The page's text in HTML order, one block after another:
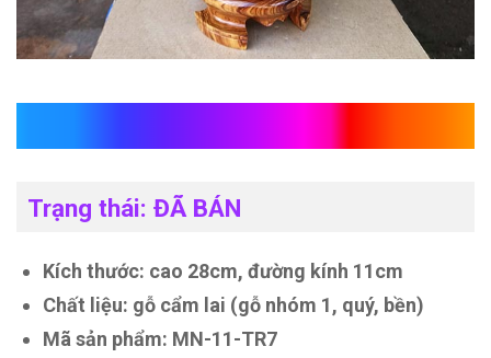
Trạng thái: ĐÃ BÁN
Kích thước: cao 28cm, đường kính 11cm
Chất liệu: gỗ cẩm lai (gỗ nhóm 1, quý, bền)
Mã sản phẩm: MN-11-TR7